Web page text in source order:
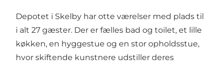
Depotet i Skelby har otte værelser med plads til
i alt 27 gæster. Der er fælles bad og toilet, et lille
køkken, en hyggestue og en stor opholdsstue,
hvor skiftende kunstnere udstiller deres